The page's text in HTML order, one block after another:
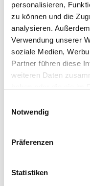
personalisieren,
zu können und die
analysieren.
Verwendung unserer
soziale Medien,
Partner führen diese
weiteren Daten
Notwendig
Präferenzen
Statistiken
Kissenbezüge Mako